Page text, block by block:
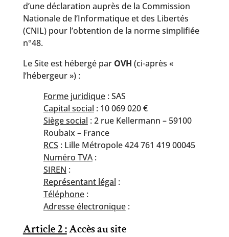
d’une déclaration auprès de la Commission
Nationale de l’Informatique et des Libertés
(CNIL) pour l’obtention de la norme simplifiée
n°48.
Le Site est hébergé par OVH (ci-après «
l’hébergeur ») :
Forme juridique: SAS
Capital social : 10 069 020 €
Siège social : 2 rue Kellermann – 59100
Roubaix – France
RCS : Lille Métropole 424 761 419 00045
Numéro TVA:
SIREN :
Représentant légal :
Téléphone:
Adresse électronique:
Article 2 :Accès au site